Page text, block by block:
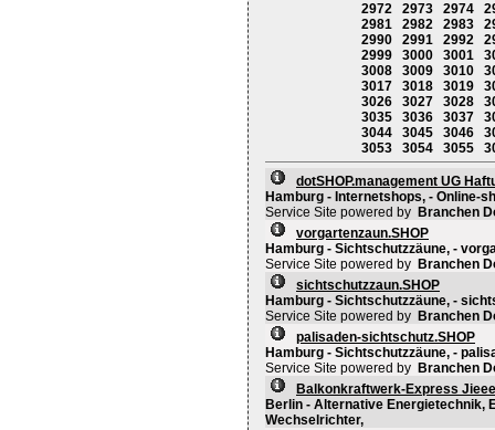
2972
2973 2974
2981
2982 2983
2990
2991 2992
2999
3000 3001
3008
3009 3010
3017
3018 3019
3026
3027 3028
3035
3036 3037
3044
3045 3046
3053
3054 3055
dotSHOP.management UG
Hamburg - Internetshops, - Online-
Service Site powered by Branchen
vorgartenzaun.SHOP
Hamburg - Sichtschutzzäune, -
Service Site powered by Branchen
sichtschutzzaun.SHOP
Hamburg - Sichtschutzzäune, -
Service Site powered by Branchen
palisaden-sichtschutz.SHOP
Hamburg - Sichtschutzzäune, -
Service Site powered by Branchen
Balkonkraftwerk-Express
Berlin - Alternative Energietechnik,
Wechselrichter,